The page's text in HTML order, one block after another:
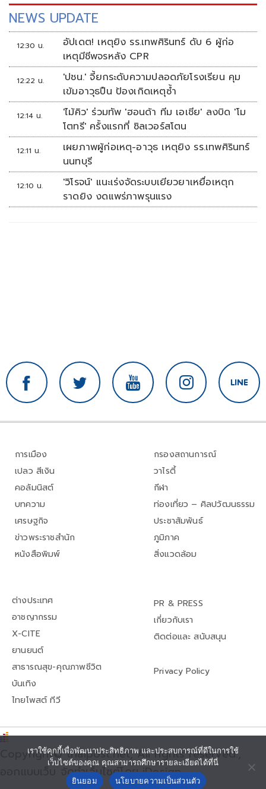
NEWS UPDATE
12:30 น.
อัปเดต! เหตุยิง รร.เทพศิรินทร์ ดับ 6 ผู้ก่อ
เหตุมีชีพจรหลัง CPR
12:22 น.
'ปชน.' จี้ยกระดับความปลอดภัยโรงเรียน คุม
เข้มอาวุธปืน ป้องเกิดเหตุซ้ำ
12:14 น.
'ไม้คิว' ร่วมทัพ 'ฮอนด้า ทีม เอเชีย' ลงบิด 'โม
โตทรี' ครั้งแรกที่ ซิลเวอร์สโตน
12:11 น.
เผยภาพผู้ก่อเหตุ-อาวุธ เหตุยิง รร.เทพศิรินทร์
นนทบุรี
12:10 น.
'วิโรจน์' แนะเร่งจัดระบบเยียวยาเหยื่อเหตุก
ราดยิง งดแพร่ภาพรุนแรง
การเมือง
เปลว สีเงิน
คอลัมนิสต์
บทความ
เศรษฐกิจ
ข่าวพระราชสำนัก
หนังสือพิมพ์
กรองสถานการณ์
วาไรตี้
กีฬา
ท่องเที่ยว – ศิลปวัฒนธรรม
ประชาสัมพันธ์
ภูมิภาค
สิ่งแวดล้อม
ต่างประเทศ
อาชญากรรม
X-CITE
ยานยนต์
สาธารณสุข-คุณภาพชีวิต
บันเทิง
ไทยโพสต์ ทีวี
PR & PRESS
เกี่ยวกับเรา
ติดต่อและ สนับสนุน
Privacy Policy
Copyright© thaipost.net, All rights reserved.,
ออกแบบเว็บ จัดทำเว็บไซต์โดย iDesign
เราใช้คุกกี้เพื่อพัฒนาประสิทธิภาพ และประสบการณ์ที่ดีในการใช้
เว็บไซต์ของคุณ คุณสามารถศึกษารายละเอียดได้ที่นี่
ยินยอม
นโยบายความเป็นส่วนตัว